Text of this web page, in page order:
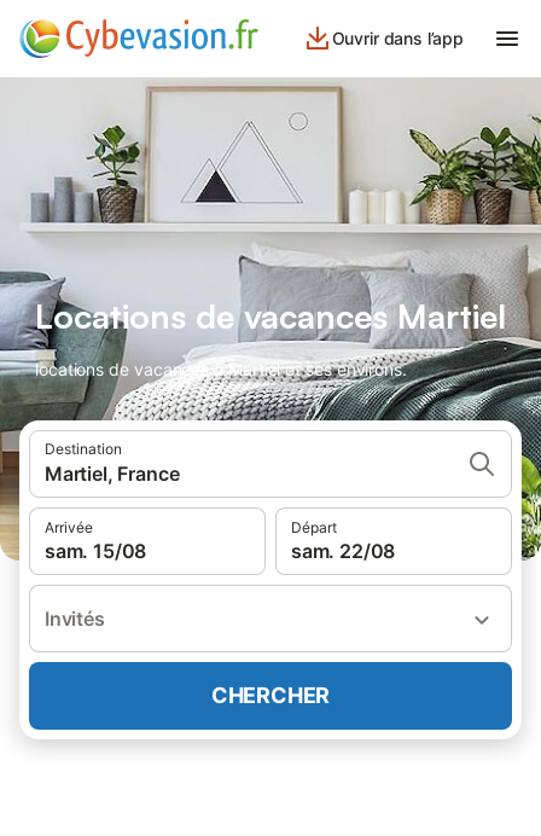
Ouvrir dans l’app
Locations de vacances Martiel
locations de vacances à Martiel et ses environs.
Destination
Martiel, France
Arrivée
sam. 15/08
Départ
sam. 22/08
Invités
CHERCHER